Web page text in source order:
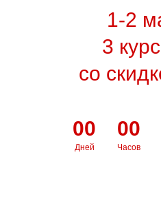
1-2
3
со
00
Дней
00
Часов